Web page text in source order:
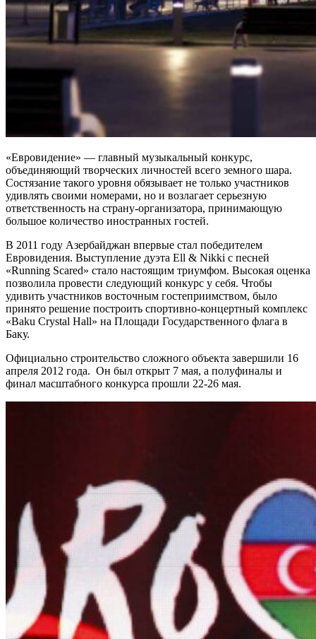
«Евровидение» — главный музыкальный конкурс,
объединяющий творческих личностей всего земного шара.
Состязание такого уровня обязывает не только участников
удивлять своими номерами, но и возлагает серьезную
ответственность на страну-организатора, принимающую
большое количество иностранных гостей.
В 2011 году Азербайджан впервые стал победителем
Евровидения. Выступление дуэта Ell & Nikki с песней
«Running Scared» стало настоящим триумфом. Высокая оценка
позволила провести следующий конкурс у себя. Чтобы
удивить участников восточным гостеприимством, было
принято решение построить спортивно-концертный комплекс
«Baku Crystal Hall» на Площади Государственного флага в
Баку.
Официально строительство сложного объекта завершили 16
апреля 2012 года. Он был открыт 7 мая, а полуфиналы и
финал масштабного конкурса прошли 22-26 мая.